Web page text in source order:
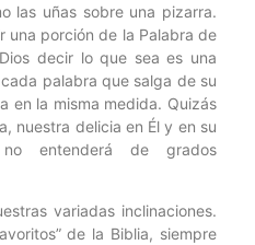
las uñas sobre una pizarra.
una porción de la Palabra de
decir lo que sea es una
palabra que salga de su
en la misma medida. Quizás
nuestra delicia en Él y en su
entenderá de grados
variadas inclinaciones.
de la Biblia, siempre